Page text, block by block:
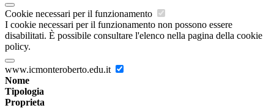
Cookie necessari per il funzionamento
I cookie necessari per il funzionamento non possono essere
disabilitati. È possibile consultare l'elenco nella pagina della cookie
policy.
www.icmonteroberto.edu.it
Nome
Tipologia
Proprieta